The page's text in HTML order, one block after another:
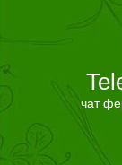
чат